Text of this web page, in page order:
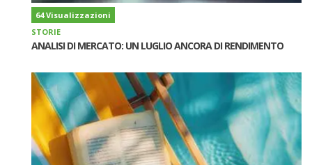
64 Visualizzazioni
STORIE
ANALISI DI MERCATO: UN LUGLIO ANCORA DI RENDIMENTO